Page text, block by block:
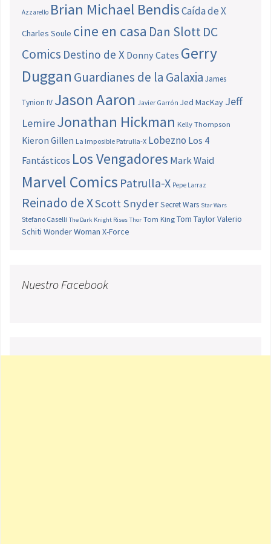
Azzarello Brian Michael BendisCaída de X
Charles Soule cine en casa Dan SlottDC
Comics Destino de X Donny Cates Gerry
Duggan Guardianes de la Galaxia James
Tynion IV Jason Aaron Javier Garrón Jed MacKay Jeff
LemireJonathan Hickman Kelly Thompson
Kieron Gillen La Imposible Patrulla-X Lobezno Los 4
Fantásticos Los Vengadores Mark Waid
Marvel Comics Patrulla-X Pepe Larraz
Reinado de XScott SnyderSecret Wars Star Wars
Stefano Caselli The Dark Knight Rises Thor Tom King Tom TaylorValerio
Schiti Wonder Woman X-Force
Nuestro Facebook